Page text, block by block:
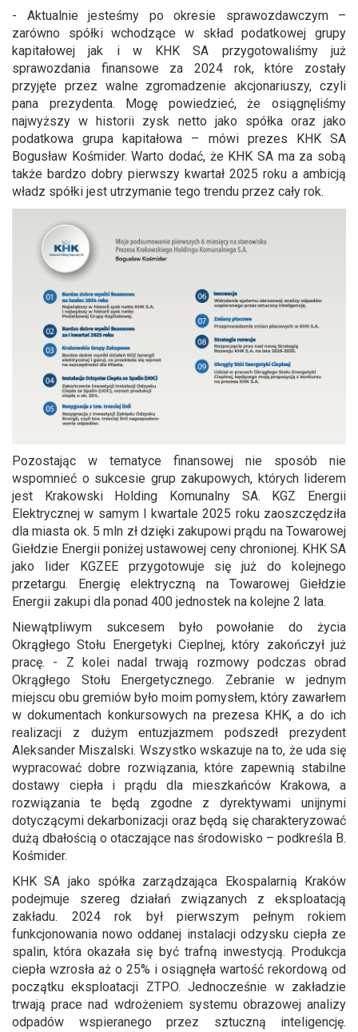
- Aktualnie jesteśmy po okresie sprawozdawczym –
zarówno spółki wchodzące w skład podatkowej grupy
kapitałowej jak i w KHK SA przygotowaliśmy już
sprawozdania finansowe za 2024 rok, które zostały
przyjęte przez walne zgromadzenie akcjonariuszy, czyli
pana prezydenta. Mogę powiedzieć, że osiągnęliśmy
najwyższy w historii zysk netto jako spółka oraz jako
podatkowa grupa kapitałowa – mówi prezes KHK SA
Bogusław Kośmider. Warto dodać, że KHK SA ma za sobą
także bardzo dobry pierwszy kwartał 2025 roku a ambicją
władz spółki jest utrzymanie tego trendu przez cały rok.
Pozostając w tematyce finansowej nie sposób nie
wspomnieć o sukcesie grup zakupowych, których liderem
jest Krakowski Holding Komunalny SA. KGZ Energii
Elektrycznej w samym I kwartale 2025 roku zaoszczędziła
dla miasta ok. 5 mln zł dzięki zakupowi prądu na Towarowej
Giełdzie Energii poniżej ustawowej ceny chronionej. KHK SA
jako lider KGZEE przygotowuje się już do kolejnego
przetargu. Energię elektryczną na Towarowej Giełdzie
Energii zakupi dla ponad 400 jednostek na kolejne 2 lata.
Niewątpliwym sukcesem było powołanie do życia
Okrągłego Stołu Energetyki Cieplnej, który zakończył już
pracę. - Z kolei nadal trwają rozmowy podczas obrad
Okrągłego Stołu Energetycznego. Zebranie w jednym
miejscu obu gremiów było moim pomysłem, który zawarłem
w dokumentach konkursowych na prezesa KHK, a do ich
realizacji z dużym entuzjazmem podszedł prezydent
Aleksander Miszalski. Wszystko wskazuje na to, że uda się
wypracować dobre rozwiązania, które zapewnią stabilne
dostawy ciepła i prądu dla mieszkańców Krakowa, a
rozwiązania te będą zgodne z dyrektywami unijnymi
dotyczącymi dekarbonizacji oraz będą się charakteryzować
dużą dbałością o otaczające nas środowisko – podkreśla B.
Kośmider.
KHK SA jako spółka zarządzająca Ekospalarnią Kraków
podejmuje szereg działań związanych z eksploatacją
zakładu. 2024 rok był pierwszym pełnym rokiem
funkcjonowania nowo oddanej instalacji odzysku ciepła ze
spalin, która okazała się być trafną inwestycją. Produkcja
ciepła wzrosła aż o 25% i osiągnęła wartość rekordową od
początku eksploatacji ZTPO. Jednocześnie w zakładzie
trwają prace nad wdrożeniem systemu obrazowej analizy
odpadów wspieranego przez sztuczną inteligencję.